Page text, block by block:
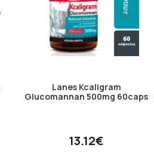
Lanes Kcaligram
Glucomannan 500mg 60caps
13.12€